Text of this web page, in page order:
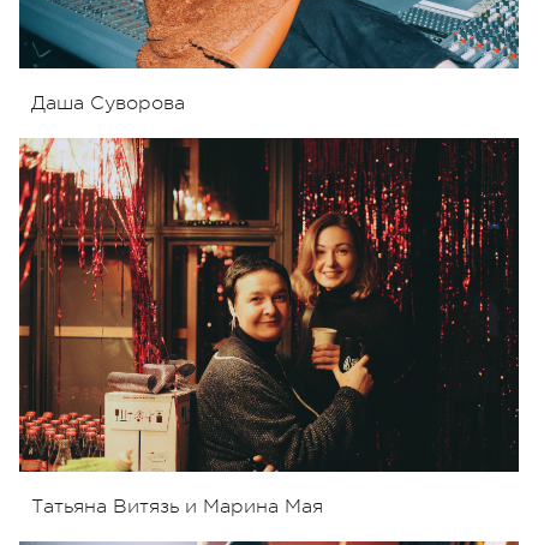
Даша Суворова
Татьяна Витязь и Марина Мая